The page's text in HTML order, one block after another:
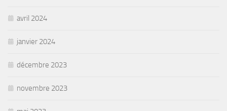
avril 2024
janvier 2024
décembre 2023
novembre 2023